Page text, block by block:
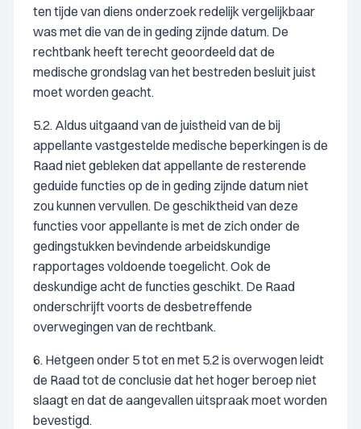
ten tijde van diens onderzoek redelijk vergelijkbaar
was met die van de in geding zijnde datum. De
rechtbank heeft terecht geoordeeld dat de
medische grondslag van het bestreden besluit juist
moet worden geacht.
5.2. Aldus uitgaand van de juistheid van de bij
appellante vastgestelde medische beperkingen is de
Raad niet gebleken dat appellante de resterende
geduide functies op de in geding zijnde datum niet
zou kunnen vervullen. De geschiktheid van deze
functies voor appellante is met de zich onder de
gedingstukken bevindende arbeidskundige
rapportages voldoende toegelicht. Ook de
deskundige acht de functies geschikt. De Raad
onderschrijft voorts de desbetreffende
overwegingen van de rechtbank.
6. Hetgeen onder 5 tot en met 5.2 is overwogen leidt
de Raad tot de conclusie dat het hoger beroep niet
slaagt en dat de aangevallen uitspraak moet worden
bevestigd.